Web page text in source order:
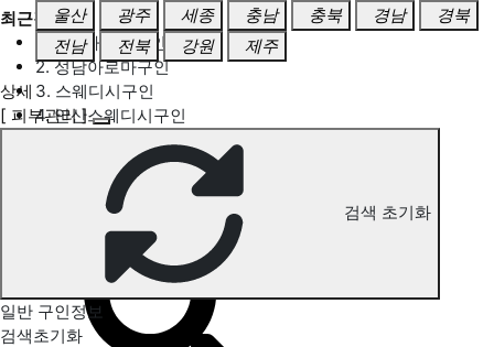
최근검색어
1. 일산마사지구인
2. 성남아로마구인
3. 스웨디시구인
4. 안산스웨디시구인
군포 피부관리 구인정보
울산
광주 세종 충남 충북 경남
경북
전남
전북 강원 제주
상세
[ 피부관리 ]
검색 초기화
일반 구인정보
검색초기화